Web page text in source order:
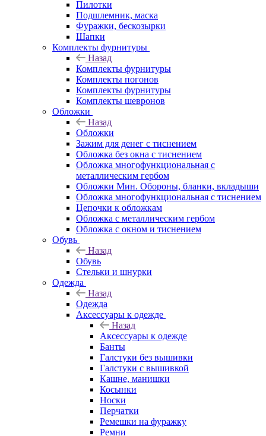
Пилотки
Подшлемник, маска
Фуражки, бескозырки
Шапки
Комплекты фурнитуры
Назад
Комплекты фурнитуры
Комплекты погонов
Комплекты фурнитуры
Комплекты шевронов
Обложки
Назад
Обложки
Зажим для денег с тиснением
Обложка без окна с тиснением
Обложка многофункциональная с
металлическим гербом
Обложки Мин. Обороны, бланки, вкладыши
Обложка многофункциональная с тиснением
Цепочки к обложкам
Обложка с металлическим гербом
Обложка с окном и тиснением
Обувь
Назад
Обувь
Стельки и шнурки
Одежда
Назад
Одежда
Аксессуары к одежде
Назад
Аксессуары к одежде
Банты
Галстуки без вышивки
Галстуки с вышивкой
Кашне, манишки
Косынки
Носки
Перчатки
Ремешки на фуражку
Ремни